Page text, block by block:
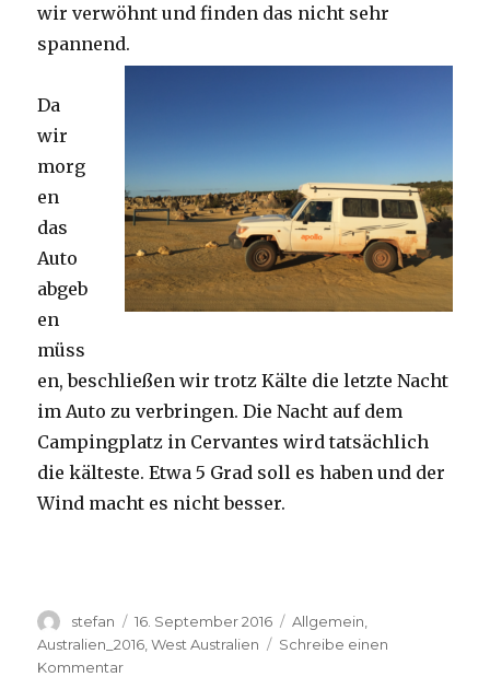
wir verwöhnt und finden das nicht sehr
spannend.
Da
wir
morg
en
das
Auto
abgeb
en
müss
en, beschließen wir trotz Kälte die letzte Nacht
im Auto zu verbringen. Die Nacht auf dem
Campingplatz in Cervantes wird tatsächlich
die kälteste. Etwa 5 Grad soll es haben und der
Wind macht es nicht besser.
Autor
stefan
Veröffentlicht
am
16. September 2016 Kategorien
Allgemein
Australien_2016 ,West Australien
Schreibe einen
Kommentarzu